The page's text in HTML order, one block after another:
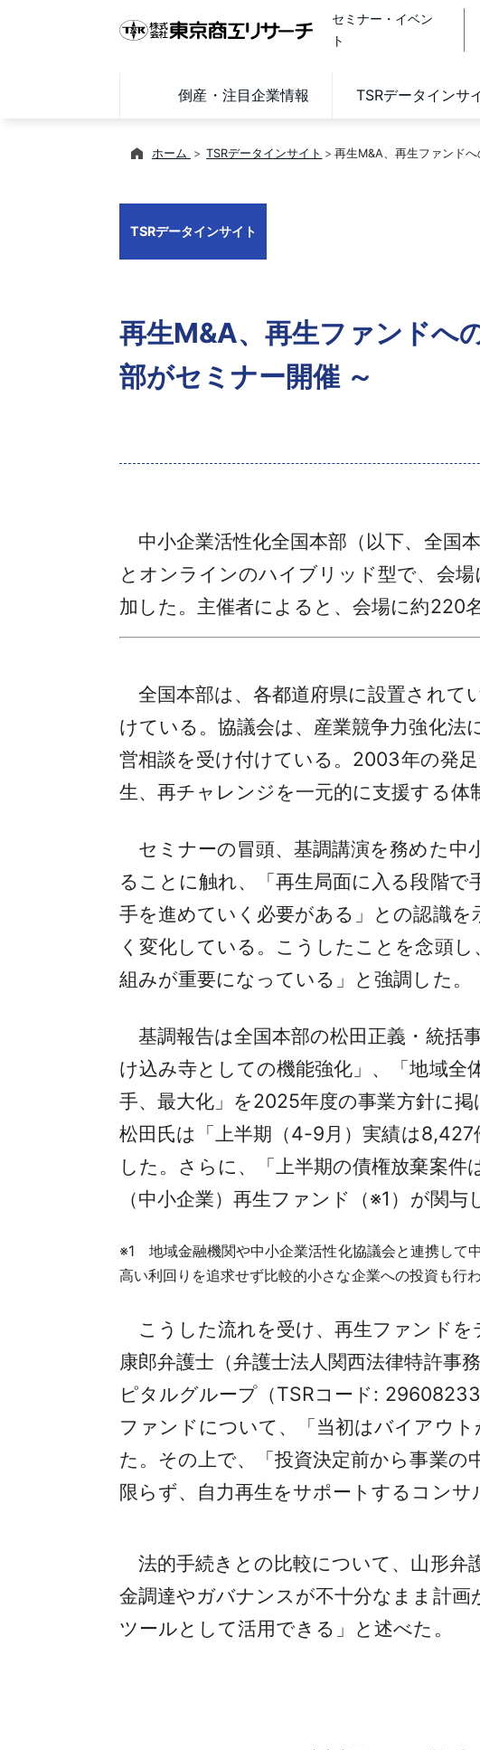
セミナー・イベン
ト
倒産・注目企業情報 TSRデータインサ
ホーム TSRデータインサイト 再生M&A、再生ファンド
TSRデータインサイト
再生M&A、再生ファンドへ
部がセミナー開催 ～
中小企業活性化全国本部（以下、全国
とオンラインのハイブリッド型で、会
加した。主催者によると、会場に約220
全国本部は、各都道府県に設置されて
けている。協議会は、産業競争力強化法
営相談を受け付けている。2003年の発
生、再チャレンジを一元的に支援する体
セミナーの冒頭、基調講演を務めた中
ることに触れ、「再生局面に入る段階
手を進めていく必要がある」との認識を
く変化している。こうしたことを念頭
組みが重要になっている」と強調した。
基調報告は全国本部の松田正義・統括
け込み寺としての機能強化」、「地域全
手、最大化」を2025年度の事業方針に掲
松田氏は「上半期（4-9月）実績は
した。さらに、「上半期の債権放棄案
（中小企業）再生ファンド（※1）が関与
※1 地域金融機関や中小企業活性化協議会と連携して
高い利回りを追求せず比較的小さな企業への投資も行わ
こうした流れを受け、再生ファンドを
康郎弁護士（弁護士法人関西法律特許事
ピタルグループ（TSRコード:
ファンドについて、「当初はバイアウ
た。その上で、「投資決定前から事業
限らず、自力再生をサポートするコンサ
法的手続きとの比較について、山形弁
金調達やガバナンスが不十分なまま計
ツールとして活用できる」と述べた。